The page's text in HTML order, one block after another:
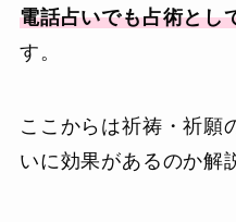
電話占いでも占術とし
す。
ここからは祈祷・祈願
いに効果があるのか解